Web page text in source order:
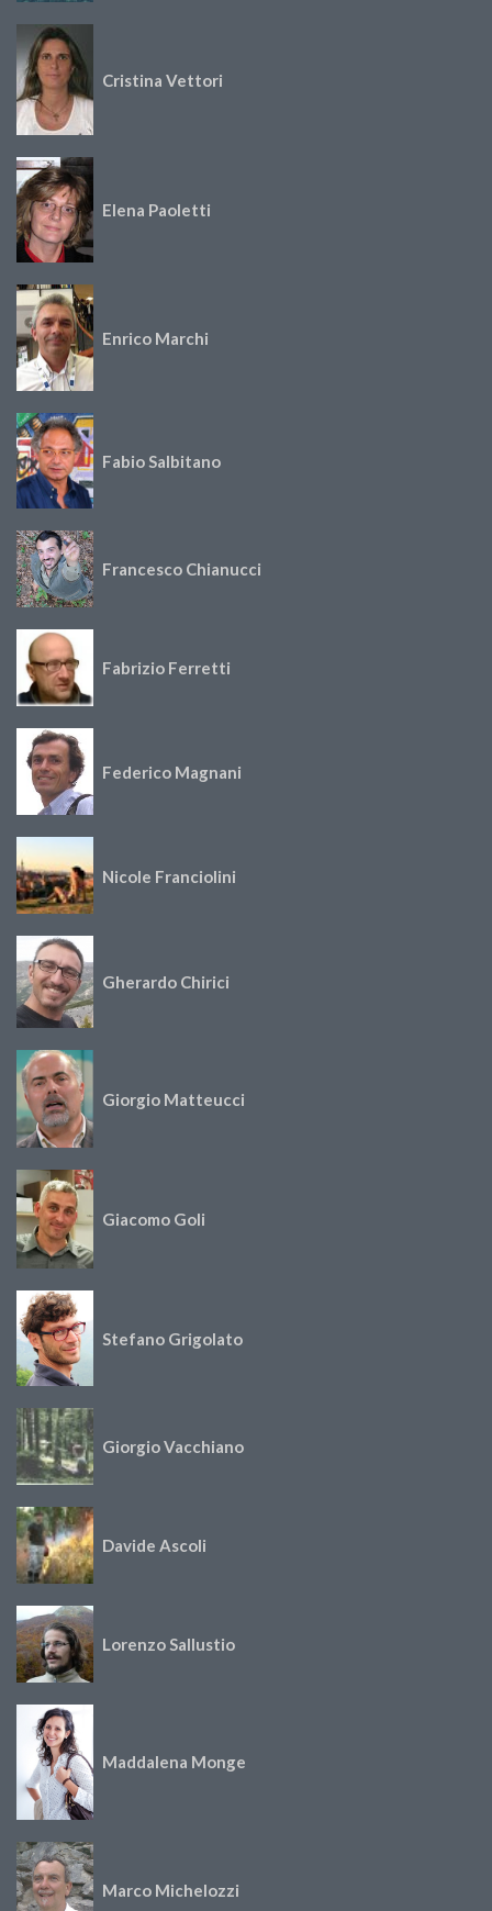
Cristina Vettori
Elena Paoletti
Enrico Marchi
Fabio Salbitano
Francesco Chianucci
Fabrizio Ferretti
Federico Magnani
Nicole Franciolini
Gherardo Chirici
Giorgio Matteucci
Giacomo Goli
Stefano Grigolato
Giorgio Vacchiano
Davide Ascoli
Lorenzo Sallustio
Maddalena Monge
Marco Michelozzi